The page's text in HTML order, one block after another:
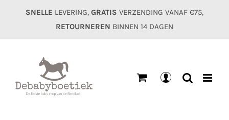
SNELLE LEVERING, GRATIS VERZENDING VANAF €75,
RETOURNEREN BINNEN 14 DAGEN